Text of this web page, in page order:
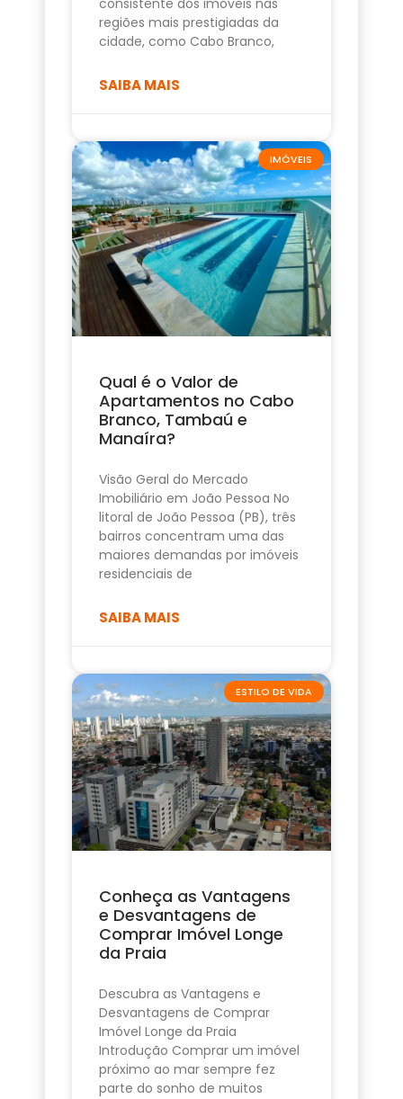
consistente dos imóveis nas
regiões mais prestigiadas da
cidade, como Cabo Branco,
SAIBA MAIS
IMÓVEIS
Qual é o Valor de
Apartamentos no Cabo
Branco, Tambaú e
Manaíra?
Visão Geral do Mercado
Imobiliário em João Pessoa No
litoral de João Pessoa (PB), três
bairros concentram uma das
maiores demandas por imóveis
residenciais de
SAIBA MAIS
ESTILO DE VIDA
Conheça as Vantagens
e Desvantagens de
Comprar Imóvel Longe
da Praia
Descubra as Vantagens e
Desvantagens de Comprar
Imóvel Longe da Praia
Introdução Comprar um imóvel
próximo ao mar sempre fez
parte do sonho de muitos